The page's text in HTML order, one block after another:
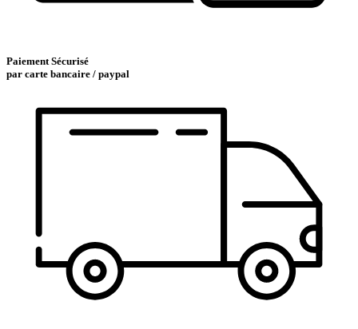
Paiement Sécurisé
par carte bancaire / paypal